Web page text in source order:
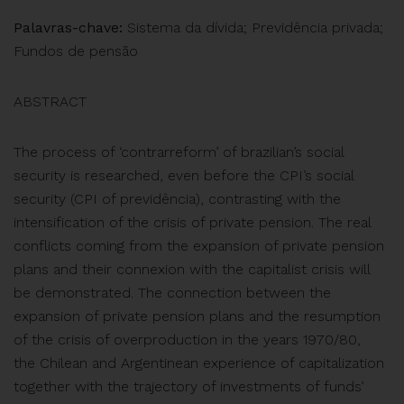
Palavras-chave: Sistema da dívida; Previdência privada;
Fundos de pensão
ABSTRACT
The process of ‘contrarreform’ of brazilian’s social
security is researched, even before the CPI’s social
security (CPI of previdência), contrasting with the
intensification of the crisis of private pension. The real
conflicts coming from the expansion of private pension
plans and their connexion with the capitalist crisis will
be demonstrated. The connection between the
expansion of private pension plans and the resumption
of the crisis of overproduction in the years 1970/80,
the Chilean and Argentinean experience of capitalization
together with the trajectory of investments of funds’